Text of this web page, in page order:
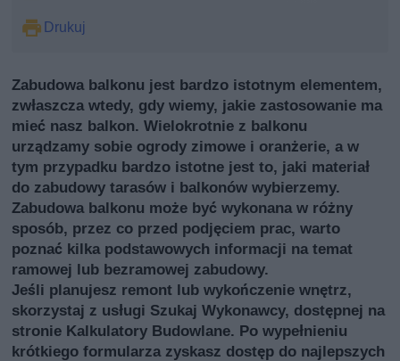
Drukuj
Zabudowa balkonu jest bardzo istotnym elementem,
zwłaszcza wtedy, gdy wiemy, jakie zastosowanie ma
mieć nasz balkon. Wielokrotnie z balkonu
urządzamy sobie ogrody zimowe i oranżerie, a w
tym przypadku bardzo istotne jest to, jaki materiał
do zabudowy tarasów i balkonów wybierzemy.
Zabudowa balkonu może być wykonana w różny
sposób, przez co przed podjęciem prac, warto
poznać kilka podstawowych informacji na temat
ramowej lub bezramowej zabudowy.
Jeśli planujesz remont lub wykończenie wnętrz,
skorzystaj z usługi Szukaj Wykonawcy, dostępnej na
stronie Kalkulatory Budowlane. Po wypełnieniu
krótkiego formularza zyskasz dostęp do najlepszych